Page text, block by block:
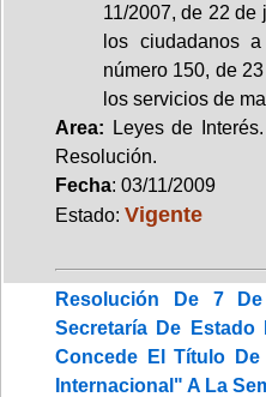
11/2007, de 22 de
los ciudadanos
número 150, de
los servicios de
Area: Leyes de
Resolución.
Fecha: 03/11/2009
Estado: Vigente
Resolución De 7
Secretaría De Estado
Concede El Título
Internacional" A La